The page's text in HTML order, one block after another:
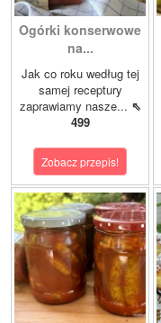
Ogórki konserwowe
na...
Jak co roku według tej
samej receptury
zaprawiamy nasze... ⇖
499
Zobacz przepis!